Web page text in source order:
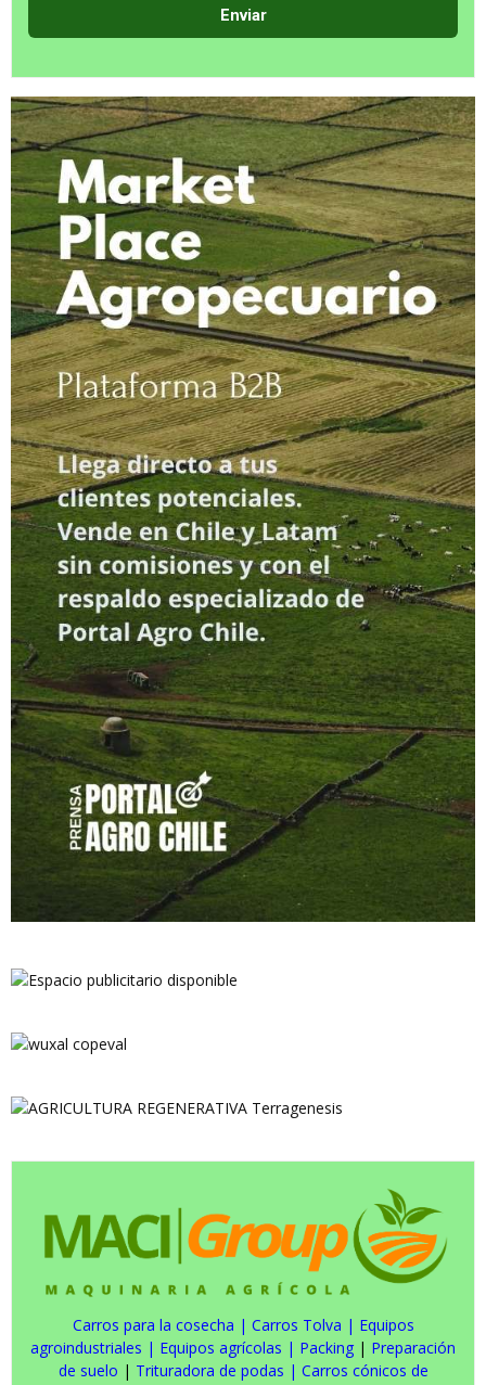
Carros para la cosecha | Carros Tolva | Equipos
agroindustriales | Equipos agrícolas | Packing | Preparación
de suelo | Trituradora de podas | Carros cónicos de